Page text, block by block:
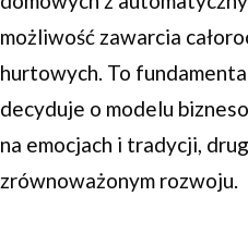
możliwość zawarcia
hurtowych. To
decyduje o modelu
na emocjach i tradycji,
zrównoważonym rozwoju.